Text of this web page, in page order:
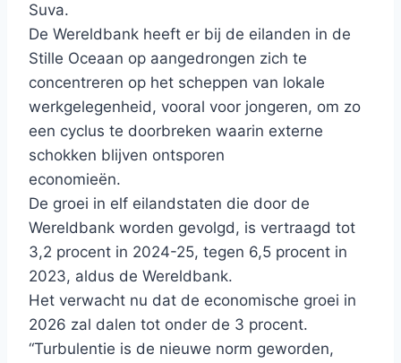
Suva.
De Wereldbank heeft er bij de eilanden in de
Stille Oceaan op aangedrongen zich te
concentreren op het scheppen van lokale
werkgelegenheid, vooral voor jongeren, om zo
een cyclus te doorbreken waarin externe
schokken blijven ontsporen
economieën.
De groei in elf eilandstaten die door de
Wereldbank worden gevolgd, is vertraagd tot
3,2 procent in 2024-25, tegen 6,5 procent in
2023, aldus de Wereldbank.
Het verwacht nu dat de economische groei in
2026 zal dalen tot onder de 3 procent.
“Turbulentie is de nieuwe norm geworden,